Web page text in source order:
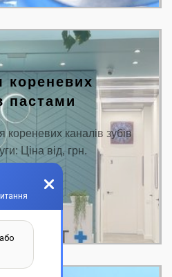
кореневих
пастами
каналів зубів
Ціна від, грн.